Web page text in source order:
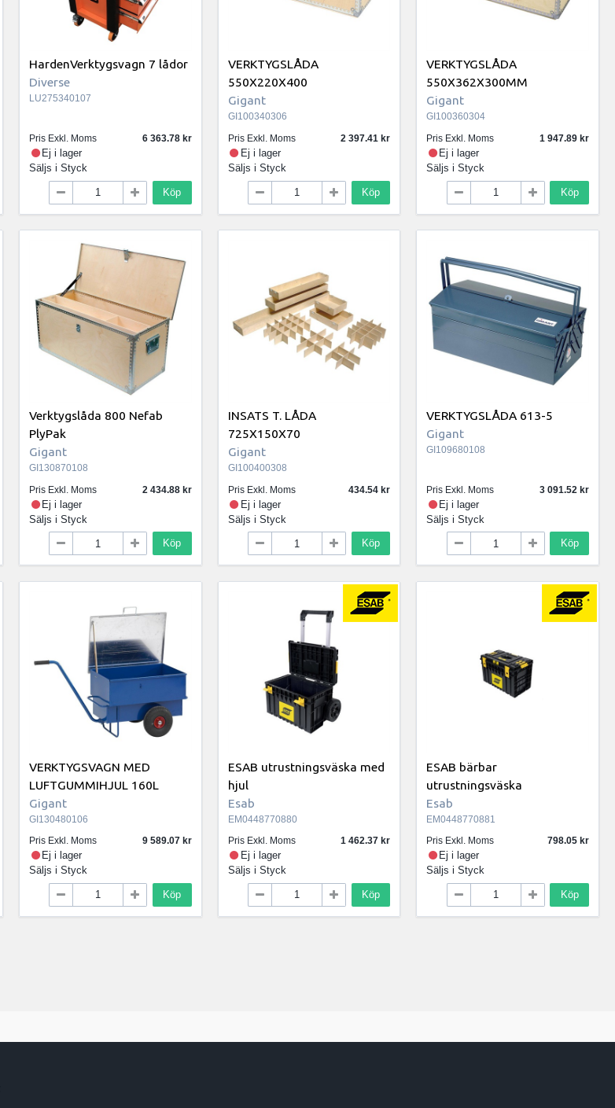
HardenVerktygsvagn 7 lådor
Diverse
LU275340107
Pris Exkl. Moms 6 363.78
Ej i lager
Säljs i Styck
Köp
VERKTYGSLÅDA
550X220X400
Gigant
GI100340306
Pris Exkl. Moms
2 397.41
Ej i lager
Säljs i Styck
Köp
VERKTYGSLÅDA
550X362X300MM
Gigant
GI100360304
Pris Exkl. Moms
1 947.89
Ej i lager
Säljs iStyck
Köp
Verktygslåda 800 Nefab
PlyPak
Gigant
GI130870108
Pris Exkl. Moms
2 434.88
Ej i lager
Säljs i Styck
Köp
INSATS T. LÅDA
725X150X70
Gigant
GI100400308
Pris Exkl. Moms
434.54
Ej i lager
Säljs i Styck
Köp
VERKTYGSLÅDA 613-5
Gigant
GI109680108
Pris Exkl. Moms 3 091.52
Ej i lager
Säljs iStyck
Köp
VERKTYGSVAGN MED
LUFTGUMMIHJUL 160L
Gigant
GI130480106
Pris Exkl. Moms
9 589.07
Ej i lager
Säljs i Styck
Köp
ESAB utrustningsväska med
hjul
Esab
EM0448770880
Pris Exkl. Moms
1 462.37
Ej i lager
Säljs i Styck
Köp
ESAB bärbar
utrustningsväska
Esab
EM0448770881
Pris Exkl. Moms
798.05
Ej i lager
Säljs iStyck
Köp